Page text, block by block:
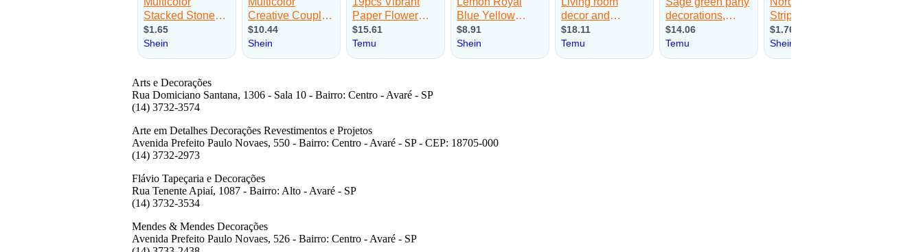
Arts e Decorações
Rua Domiciano Santana, 1306 - Sala 10 - Bairro: Centro - Avaré - SP
(14) 3732-3574
Arte em Detalhes Decorações Revestimentos e Projetos
Avenida Prefeito Paulo Novaes, 550 - Bairro: Centro - Avaré - SP - CEP: 18705-000
(14) 3732-2973
Flávio Tapeçaria e Decorações
Rua Tenente Apiaí, 1087 - Bairro: Alto - Avaré - SP
(14) 3732-3534
Mendes & Mendes Decorações
Avenida Prefeito Paulo Novaes, 526 - Bairro: Centro - Avaré - SP